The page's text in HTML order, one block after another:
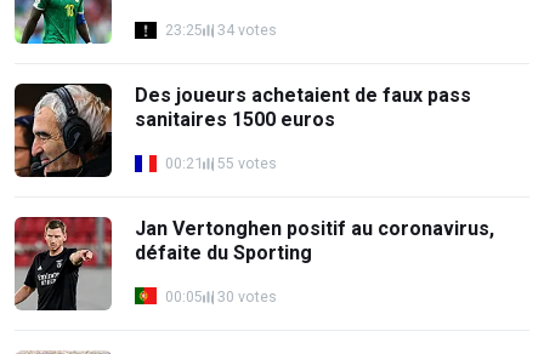
23:25 34 votes
Des joueurs achetaient de faux pass
sanitaires 1500 euros
00:21 55 votes
Jan Vertonghen positif au coronavirus,
défaite du Sporting
00:05 30 votes